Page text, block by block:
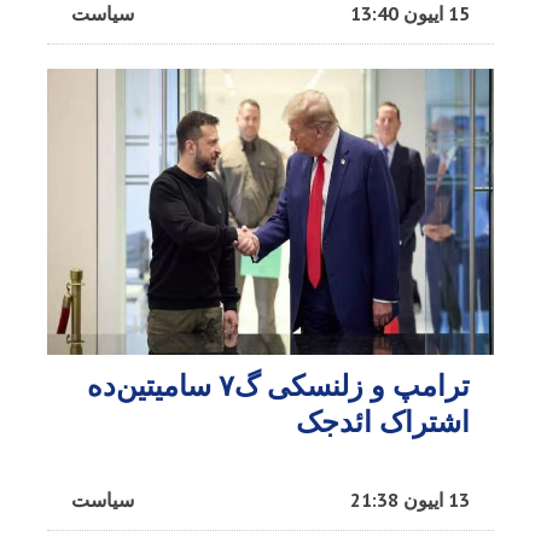
سیاست 15 اییون 13:40
ترامپ و زلنسکی گ۷ سامیتین‌ده
اشتراک ائد‌جک
سیاست 13 اییون 21:38